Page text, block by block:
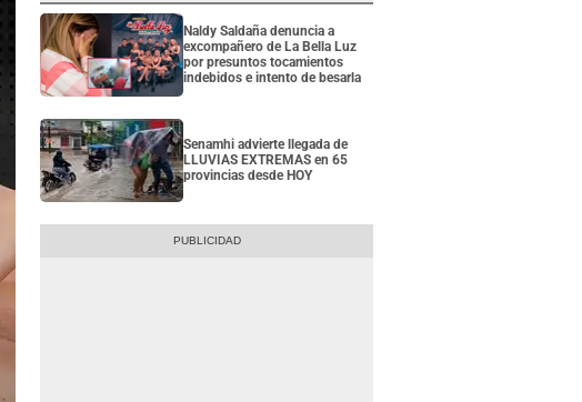
Naldy Saldaña denuncia a
excompañero de La Bella Luz
por presuntos tocamientos
indebidos e intento de besarla
Senamhi advierte llegada de
LLUVIAS EXTREMAS en 65
provincias desde HOY